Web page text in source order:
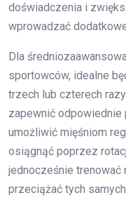
doświadczenia i
wprowadzać
Dla
sportowców, idealne
trzech lub czterech
zapewnić
umożliwić mięśniom
osiągnąć poprzez
jednocześnie trenować
przeciążać tych